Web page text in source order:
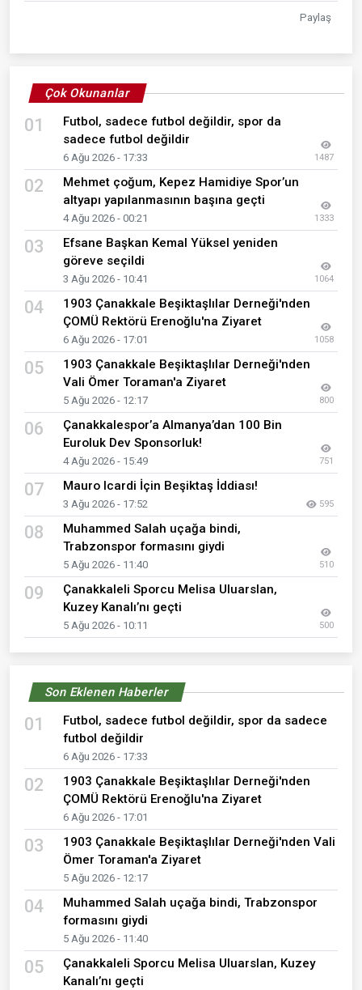
Paylaş
Çok Okunanlar
01
Futbol, sadece futbol değildir, spor da
sadece futbol değildir
6 Ağu 2026 - 17:33 1487
02
Mehmet çoğum, Kepez Hamidiye Spor’un
altyapı yapılanmasının başına geçti
4 Ağu 2026 - 00:21 1333
03
Efsane Başkan Kemal Yüksel yeniden
göreve seçildi
3 Ağu 2026 - 10:41 1064
04
1903 Çanakkale Beşiktaşlılar Derneği'nden
ÇOMÜ Rektörü Erenoğlu'na Ziyaret
6 Ağu 2026 - 17:01 1058
05
1903 Çanakkale Beşiktaşlılar Derneği'nden
Vali Ömer Toraman'a Ziyaret
5 Ağu 2026 - 12:17 800
06
Çanakkalespor’a Almanya’dan 100 Bin
Euroluk Dev Sponsorluk!
4 Ağu 2026 - 15:49 751
07 Mauro Icardi İçin Beşiktaş İddiası!
3 Ağu 2026 - 17:52 595
08
Muhammed Salah uçağa bindi,
Trabzonspor formasını giydi
5 Ağu 2026 - 11:40 510
09
Çanakkaleli Sporcu Melisa Uluarslan,
Kuzey Kanalı’nı geçti
5 Ağu 2026 - 10:11 500
Son Eklenen Haberler
01
Futbol, sadece futbol değildir, spor da sadece
futbol değildir
6 Ağu 2026 - 17:33
02
1903 Çanakkale Beşiktaşlılar Derneği'nden
ÇOMÜ Rektörü Erenoğlu'na Ziyaret
6 Ağu 2026 - 17:01
03
1903 Çanakkale Beşiktaşlılar Derneği'nden Vali
Ömer Toraman'a Ziyaret
5 Ağu 2026 - 12:17
04
Muhammed Salah uçağa bindi, Trabzonspor
formasını giydi
5 Ağu 2026 - 11:40
05
Çanakkaleli Sporcu Melisa Uluarslan, Kuzey
Kanalı’nı geçti